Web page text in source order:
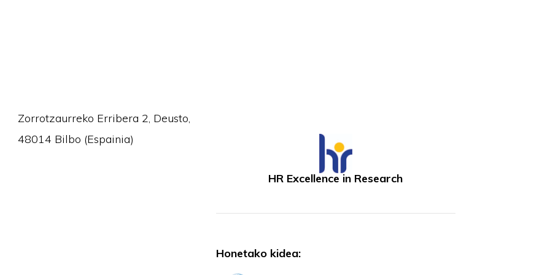
Zorrotzaurreko Erribera 2, Deusto,
48014 Bilbo (Espainia)
HR Excellence in Research
Honetako kidea: